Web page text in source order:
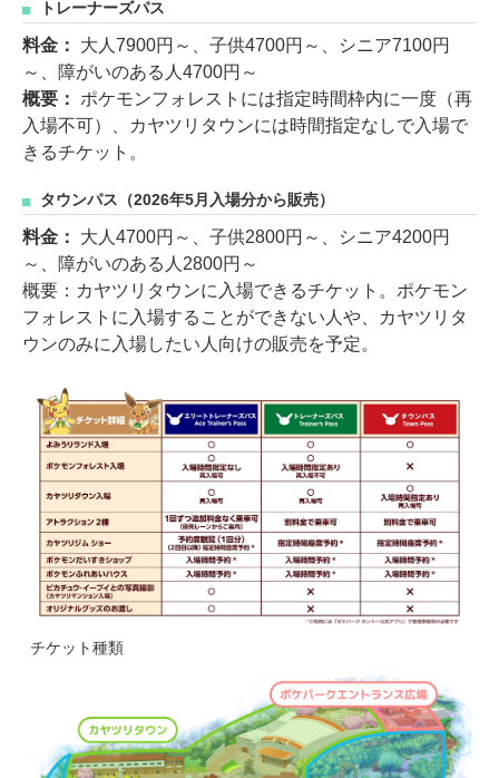
トレーナーズパス
料金： 大人7900円～、子供4700円～、シニア7100円
～、障がいのある人4700円～
概要： ポケモンフォレストには指定時間枠内に一度（再
入場不可）、カヤツリタウンには時間指定なしで入場で
きるチケット。
タウンパス（2026年5月入場分から販売）
料金： 大人4700円～、子供2800円～、シニア4200円
～、障がいのある人2800円～
概要：カヤツリタウンに入場できるチケット。ポケモン
フォレストに入場することができない人や、カヤツリタ
ウンのみに入場したい人向けの販売を予定。
チケット種類